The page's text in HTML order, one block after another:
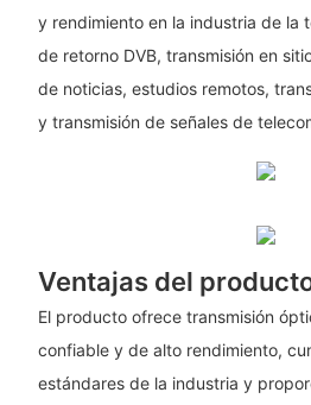
y rendimiento en la industria de la
de retorno DVB, transmisión en
de noticias, estudios remotos,
y transmisión de señales de
Ventajas del
El producto ofrece transmisión
confiable y de alto rendimiento,
estándares de la industria y